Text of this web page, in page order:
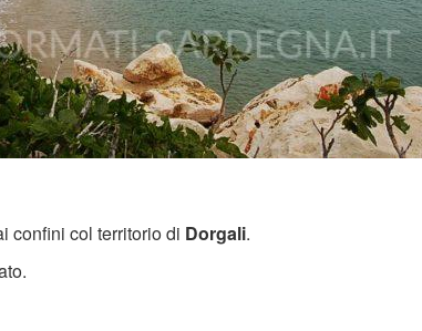
confini col territorio di Dorgali.